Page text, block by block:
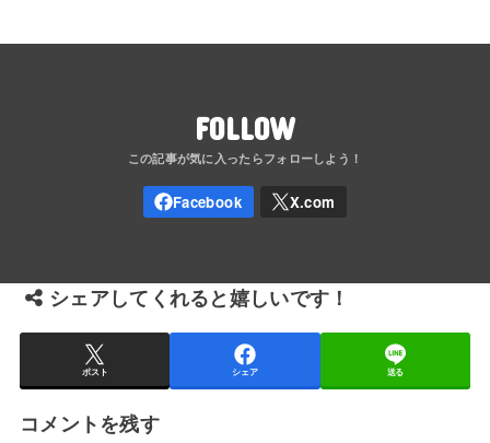
FOLLOW
シェアしてくれると嬉しいです！
ポスト シェア 送る
コメントを残す